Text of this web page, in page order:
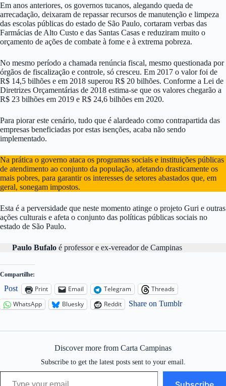
Em anos anteriores, os governos tucanos, alegando queda de
arrecadação, deixaram de repassar recursos de manutenção e limpeza
das escolas públicas do estado de São Paulo, cortaram verbas das
Farmácias de Alto Custo e das Santas Casas e reduziram muito o
orçamento de ações de combate à fome e à extrema pobreza.
No mesmo período a chamada renúncia fiscal, mesmo questionada por
órgãos de fiscalização e controle, só cresceu. Em 2017 o valor foi de
R$ 14,5 bilhões e em 2018 superou R$ 20 bilhões. Conforme a Lei de
Diretrizes Orçamentárias de 2018 estima-se que os valores chegarão a
R$ 23 bilhões em 2019 e R$ 24,6 bilhões em 2020.
Para piorar este cenário, tudo que é alardeado como contrapartida das
empresas beneficiadas por estas isenções, acaba não sendo
implementado.
Na prática o governo ataca os programas sociais e instituições públicas
de atendimento ao conjunto da população, afetando drasticamente os
mais pobres, para garantir os interesses de setores abastados que, em
geral, sonegam impostos.
Esta é a perversidade que neste momento atinge o projeto Guri e outras
ações culturais e afeta o conjunto das políticas públicas sociais no
estado de São Paulo.
Paulo Bufalo é professor e ex-vereador de Campinas
Compartilhe:
Post Print Email Telegram
Threads
WhatsApp
Bluesky Reddit Share on Tumblr
Discover more from Carta Campinas
Subscribe to get the latest posts sent to your email.
Type your email…